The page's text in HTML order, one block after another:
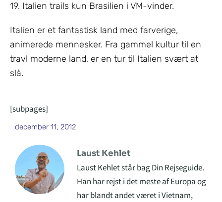
19. Italien trails kun Brasilien i VM-vinder.
Italien er et fantastisk land med farverige,
animerede mennesker. Fra gammel kultur til en
travl moderne land, er en tur til Italien svært at
slå.
[subpages]
december 11, 2012
Laust Kehlet
Laust Kehlet står bag Din Rejseguide.
Han har rejst i det meste af Europa og
har blandt andet været i Vietnam,